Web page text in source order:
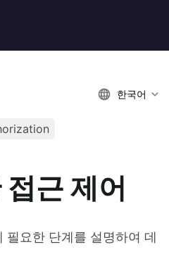
한국어
근 제어
요한 단계를 설명하여 데